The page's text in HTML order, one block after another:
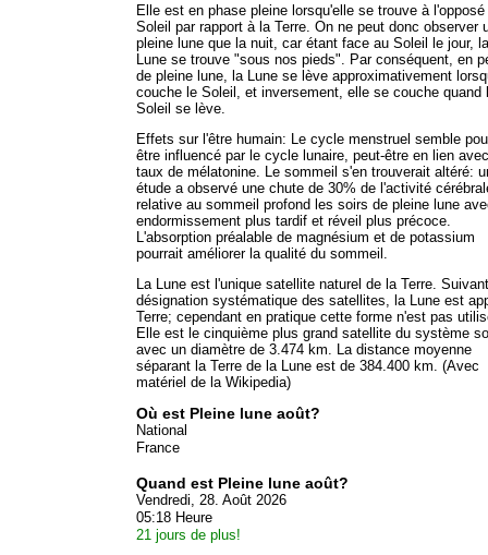
Elle est en phase pleine lorsqu'elle se trouve à l'opposé
Soleil par rapport à la Terre. On ne peut donc observer
pleine lune que la nuit, car étant face au Soleil le jour, la
Lune se trouve "sous nos pieds". Par conséquent, en
de pleine lune, la Lune se lève approximativement
couche le Soleil, et inversement, elle se couche quand
Soleil se lève.
Effets sur l'être humain: Le cycle menstruel semble
être influencé par le cycle lunaire, peut-être en lien
taux de mélatonine. Le sommeil s'en trouverait altéré:
étude a observé une chute de 30% de l'activité
relative au sommeil profond les soirs de pleine lune
endormissement plus tardif et réveil plus précoce.
L'absorption préalable de magnésium et de potassium
pourrait améliorer la qualité du sommeil.
La Lune est l'unique satellite naturel de la Terre.
désignation systématique des satellites, la Lune est
Terre; cependant en pratique cette forme n'est pas
Elle est le cinquième plus grand satellite du système
avec un diamètre de 3.474 km. La distance moyenne
séparant la Terre de la Lune est de 384.400 km. (Avec
matériel de la Wikipedia)
Où est Pleine lune août?
National
France
Quand est Pleine lune août?
Vendredi, 28. Août 2026
05:18 Heure
21 jours de plus!